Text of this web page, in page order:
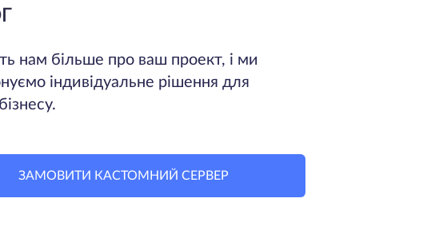
нам більше про ваш проект, і ми
індивідуальне рішення для
ЗАМОВИТИ КАСТОМНИЙ СЕРВЕР